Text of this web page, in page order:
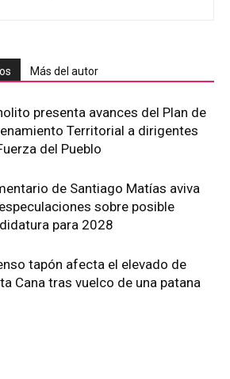
Más del autor
presenta avances del Plan de
Territorial a dirigentes
del Pueblo
de Santiago Matías aviva
sobre posible
para 2028
tapón afecta el elevado de
Cana tras vuelco de una patana